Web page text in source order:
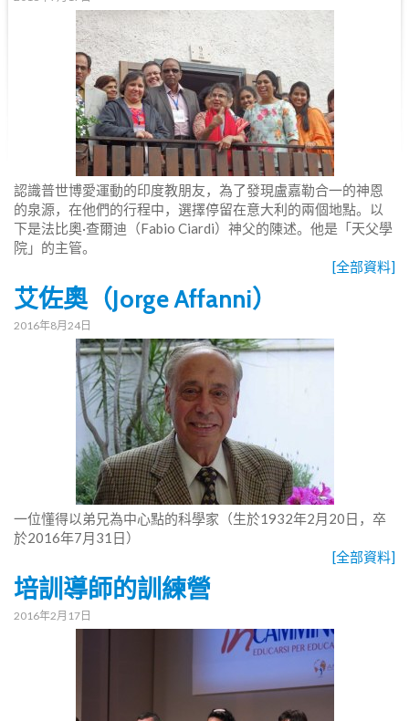
認識普世博愛運動的印度教朋友，為了發現盧嘉勒合一的神恩
的泉源，在他們的行程中，選擇停留在意大利的兩個地點。以
下是法比奧·查爾迪（Fabio Ciardi）神父的陳述。他是「天父學
院」的主管。
[全部資料]
艾佐奧（Jorge Affanni）
2016年8月24日
一位懂得以弟兄為中心點的科學家（生於1932年2月20日，卒
於2016年7月31日）
[全部資料]
培訓導師的訓練營
2016年2月17日